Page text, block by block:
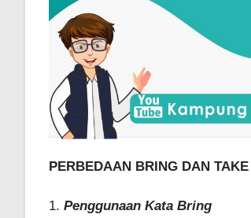
PERBEDAAN BRING DAN
1. Penggunaan Kata Bring